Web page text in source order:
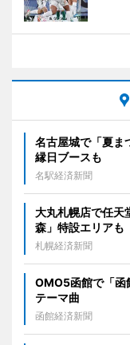
名古屋城で「夏ま
縁日ブースも
名駅経済新聞
大丸札幌店で任
森」特設エリアも
札幌経済新聞
OMO5函館で「
テーマ曲
函館経済新聞